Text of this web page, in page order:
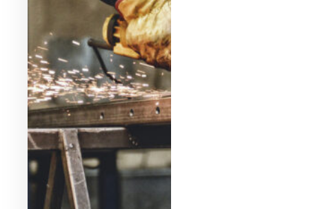
Façonner le Canada.